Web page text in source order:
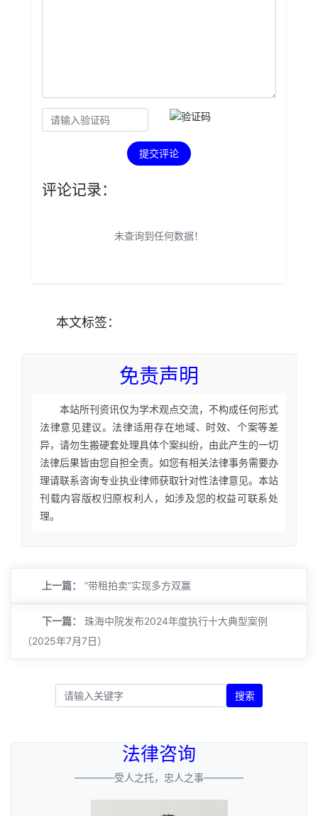
提交评论
评论记录：
未查询到任何数据！
本文标签：
免责声明
本站所刊资讯仅为学术观点交流，不构成任何形式
法律意见建议。法律适用存在地域、时效、个案等差
异，请勿生搬硬套处理具体个案纠纷，由此产生的一切
法律后果皆由您自担全责。如您有相关法律事务需要办
理请联系咨询专业执业律师获取针对性法律意见。本站
刊载内容版权归原权利人，如涉及您的权益可联系处
理。
上一篇： “带租拍卖”实现多方双赢
下一篇：
珠海中院发布2024年度执行十大典型案例
（2025年7月7日）
搜索
法律咨询
————受人之托，忠人之事————